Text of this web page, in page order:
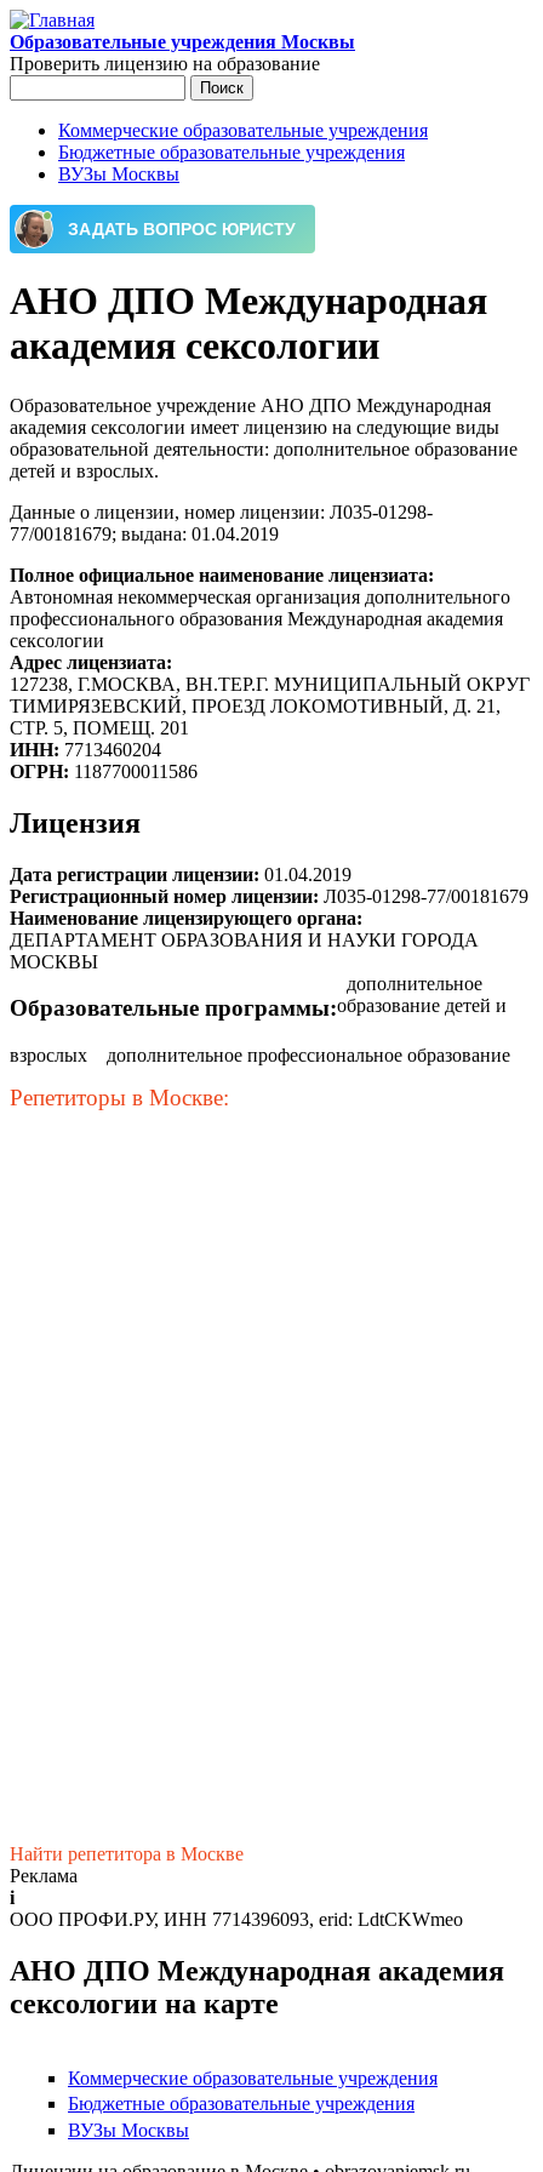
Перейти к основному содержанию
Образовательные учреждения Москвы
Проверить лицензию на образование
Главное меню
Коммерческие образовательные учреждения
Бюджетные образовательные учреждения
ВУЗы Москвы
АНО ДПО Международная
академия сексологии
Образовательное учреждение АНО ДПО Международная
академия сексологии имеет лицензию на следующие виды
образовательной деятельности: дополнительное образование
детей и взрослых.
Данные о лицензии, номер лицензии: Л035-01298-
77/00181679; выдана: 01.04.2019
Полное официальное наименование лицензиата:
Автономная некоммерческая организация дополнительного
профессионального образования Международная академия
сексологии
Адрес лицензиата:
127238, Г.МОСКВА, ВН.ТЕР.Г. МУНИЦИПАЛЬНЫЙ ОКРУГ
ТИМИРЯЗЕВСКИЙ, ПРОЕЗД ЛОКОМОТИВНЫЙ, Д. 21,
СТР. 5, ПОМЕЩ. 201
ИНН: 7713460204
ОГРН: 1187700011586
Лицензия
Дата регистрации лицензии: 01.04.2019
Регистрационный номер лицензии: Л035-01298-77/00181679
Наименование лицензирующего органа:
ДЕПАРТАМЕНТ ОБРАЗОВАНИЯ И НАУКИ ГОРОДА
МОСКВЫ
Образовательные программы:
дополнительное
образование детей и
взрослых дополнительное профессиональное образование
Репетиторы в Москве:
Найти репетитора в Москве
Реклама
i
ООО ПРОФИ.РУ, ИНН 7714396093, erid: LdtCKWmeo
АНО ДПО Международная академия
сексологии на карте
Коммерческие образовательные учреждения
Бюджетные образовательные учреждения
ВУЗы Москвы